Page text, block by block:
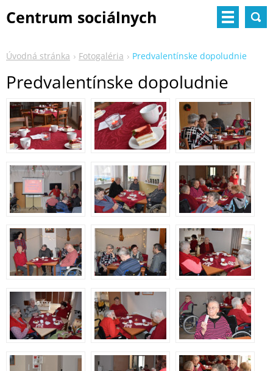
Centrum sociálnych
Úvodná stránka Fotogaléria Predvalentínske dopoludnie
Predvalentínske dopoludnie